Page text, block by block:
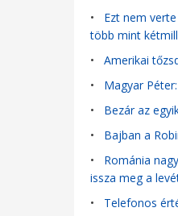
• Ezt nem
több mint
• Amerikai
• Magyar
• Bezár az
• Bajban a
• Románia
issza meg a
• Telefonos